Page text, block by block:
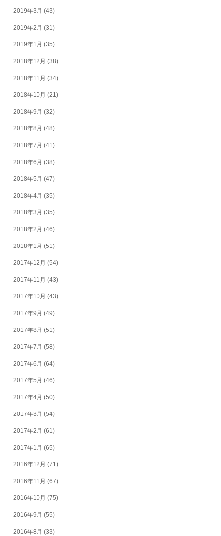
2019年3月 (43)
2019年2月 (31)
2019年1月 (35)
2018年12月 (38)
2018年11月 (34)
2018年10月 (21)
2018年9月 (32)
2018年8月 (48)
2018年7月 (41)
2018年6月 (38)
2018年5月 (47)
2018年4月 (35)
2018年3月 (35)
2018年2月 (46)
2018年1月 (51)
2017年12月 (54)
2017年11月 (43)
2017年10月 (43)
2017年9月 (49)
2017年8月 (51)
2017年7月 (58)
2017年6月 (64)
2017年5月 (46)
2017年4月 (50)
2017年3月 (54)
2017年2月 (61)
2017年1月 (65)
2016年12月 (71)
2016年11月 (67)
2016年10月 (75)
2016年9月 (55)
2016年8月 (33)